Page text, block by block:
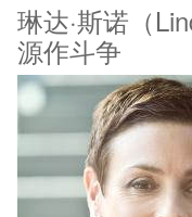
琳达·斯诺（
源作斗争